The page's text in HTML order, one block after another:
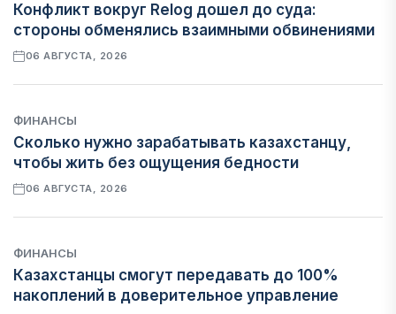
Конфликт вокруг Relog дошел до суда:
стороны обменялись взаимными обвинениями
06 АВГУСТА, 2026
ФИНАНСЫ
Сколько нужно зарабатывать казахстанцу,
чтобы жить без ощущения бедности
06 АВГУСТА, 2026
ФИНАНСЫ
Казахстанцы смогут передавать до 100%
накоплений в доверительное управление